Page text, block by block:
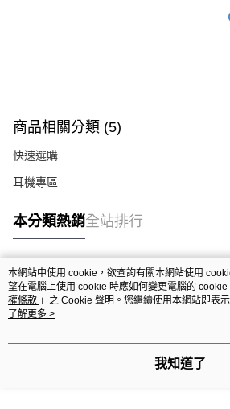
商品相關分類 (5)
快速選購
耳機專區
本分類熱銷全站排行
熱門標籤
本網站中使用 cookie，欲查詢有關本網站使用
望在電腦上使用 cookie 時應如何變更電腦的 cookie
權條款 」之 Cookie 聲明。您繼續使用本網站即表
用條款之 Cookie 聲明使用 cookie。
了解更多 >
我知道了